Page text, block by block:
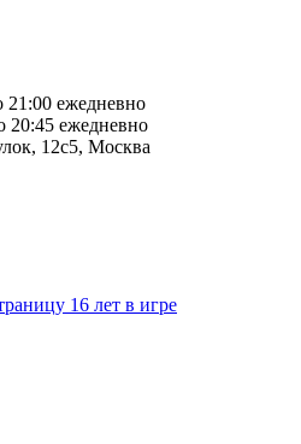
21:00 ежедневно
20:45 ежедневно
12с5, Москва
16 лет в игре